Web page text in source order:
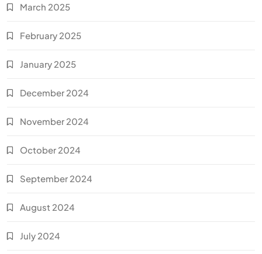
March 2025
February 2025
January 2025
December 2024
November 2024
October 2024
September 2024
August 2024
July 2024